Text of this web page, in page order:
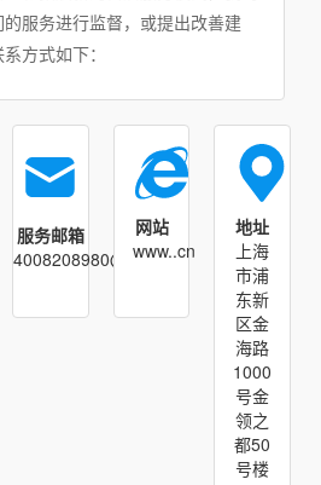
服务进行监督，或提出改善建
方式如下：
服务邮箱
4008208980@
网站
www..cn
地址
上海
市浦
东新
区金
海路
1000
号金
领之
都50
号楼